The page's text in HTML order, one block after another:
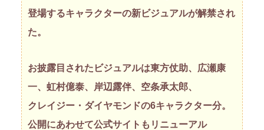
登場するキャラクターの新ビジュアルが解禁され
た。
お披露目されたビジュアルは東方仗助、広瀬康
一、虹村億泰、岸辺露伴、空条承太郎、
クレイジー・ダイヤモンドの6キャラクター分。
公開にあわせて公式サイトもリニューアル